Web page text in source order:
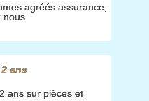
agréés assurance,
nous
ans
ans sur pièces et